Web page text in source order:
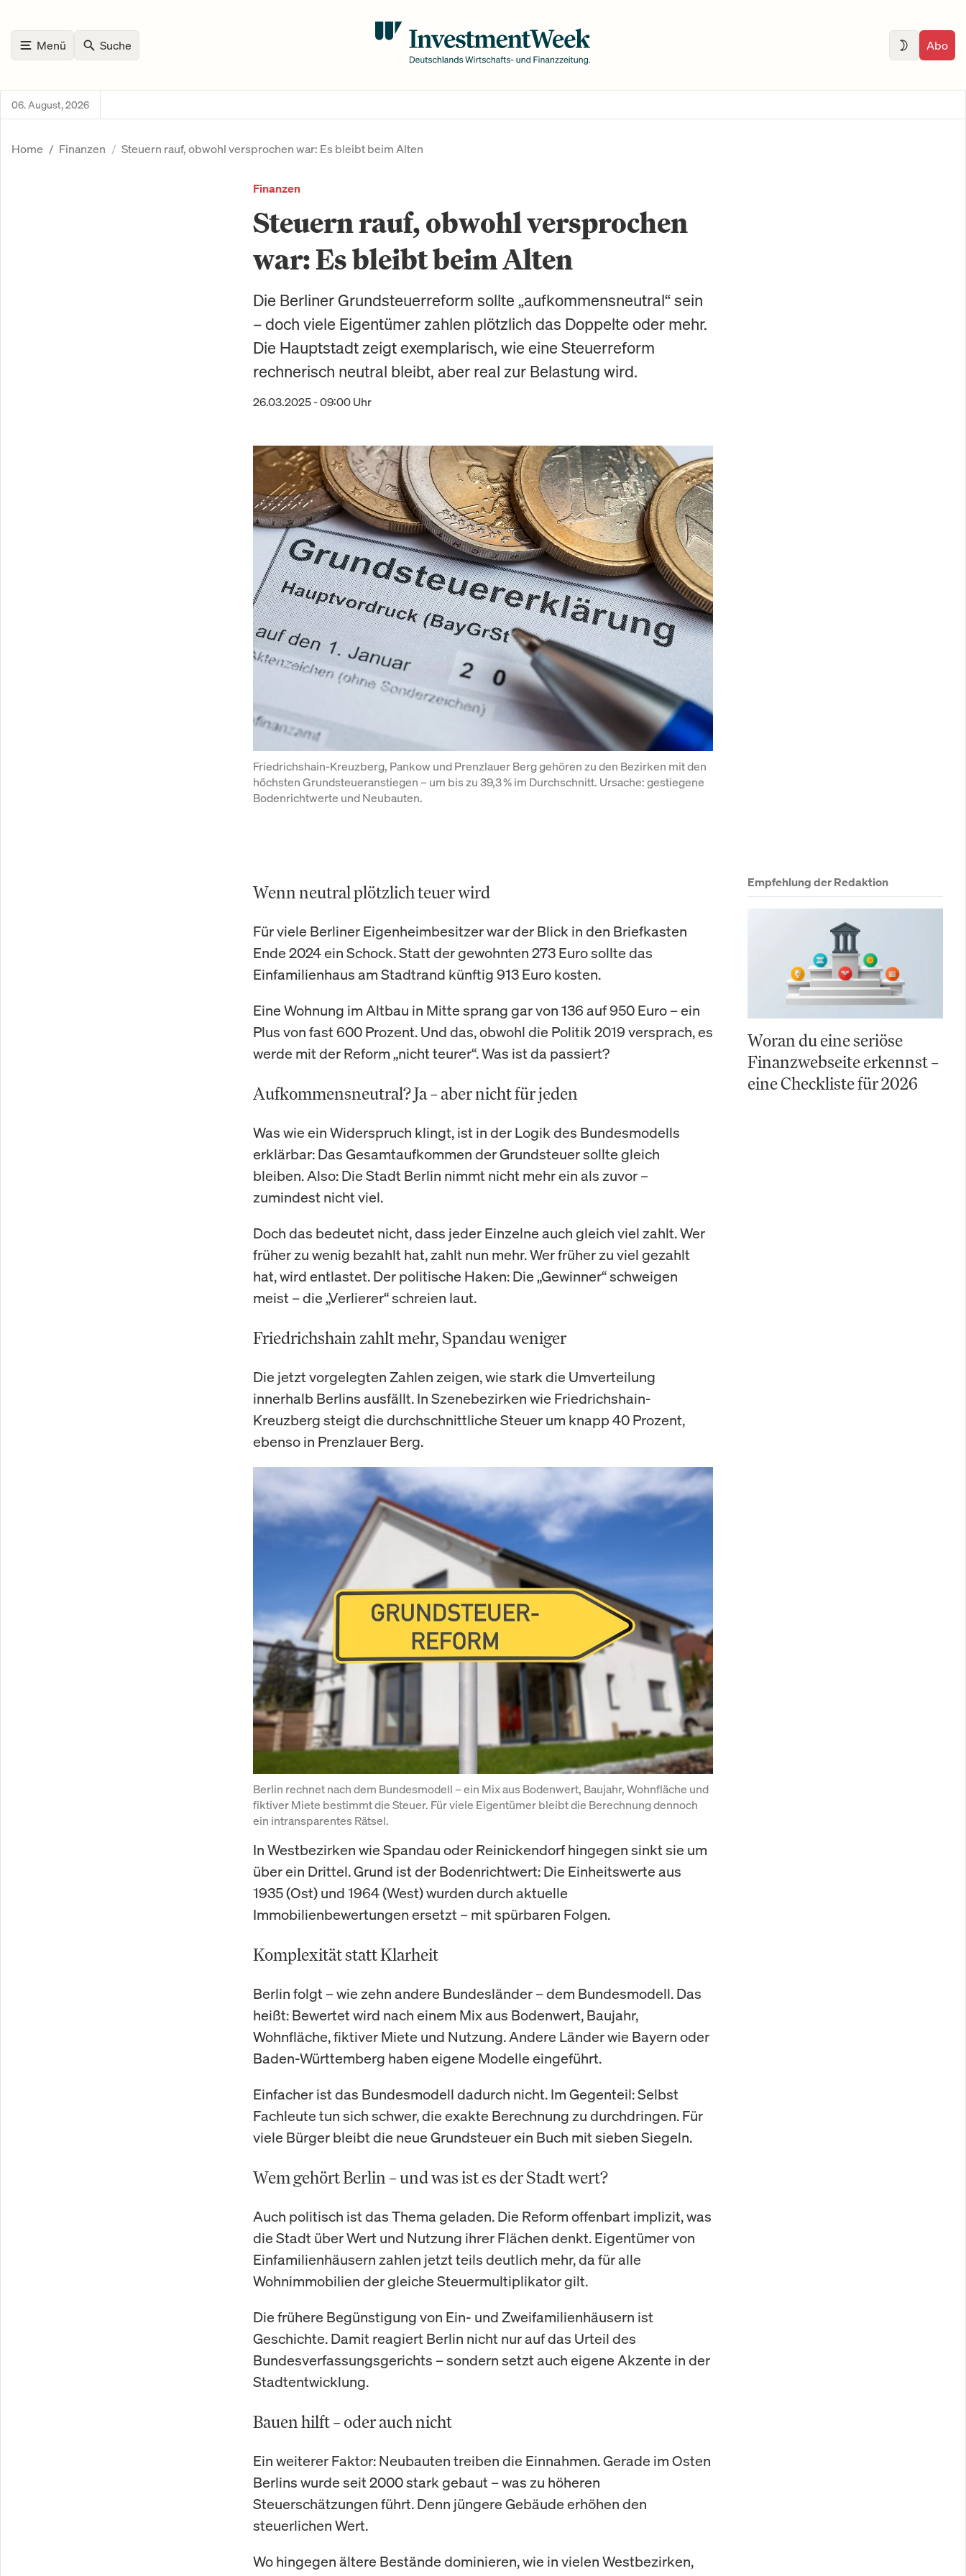
Menü Suche Abo
06. August, 2026
Home Finanzen Steuern rauf, obwohl versprochen war: Es bleibt beim Alten
Finanzen
Steuern rauf, obwohl versprochen
war: Es bleibt beim Alten
Die Berliner Grundsteuerreform sollte „aufkommensneutral“ sein
– doch viele Eigentümer zahlen plötzlich das Doppelte oder mehr.
Die Hauptstadt zeigt exemplarisch, wie eine Steuerreform
rechnerisch neutral bleibt, aber real zur Belastung wird.
26.03.2025 - 09:00 Uhr
Friedrichshain-Kreuzberg, Pankow und Prenzlauer Berg gehören zu den Bezirken mit den
höchsten Grundsteueranstiegen – um bis zu 39,3 % im Durchschnitt. Ursache: gestiegene
Bodenrichtwerte und Neubauten.
Wenn neutral plötzlich teuer wird
Für viele Berliner Eigenheimbesitzer war der Blick in den Briefkasten
Ende 2024 ein Schock. Statt der gewohnten 273 Euro sollte das
Einfamilienhaus am Stadtrand künftig 913 Euro kosten.
Eine Wohnung im Altbau in Mitte sprang gar von 136 auf 950 Euro – ein
Plus von fast 600 Prozent. Und das, obwohl die Politik 2019 versprach, es
werde mit der Reform „nicht teurer“. Was ist da passiert?
Aufkommensneutral? Ja – aber nicht für jeden
Was wie ein Widerspruch klingt, ist in der Logik des Bundesmodells
erklärbar: Das Gesamtaufkommen der Grundsteuer sollte gleich
bleiben. Also: Die Stadt Berlin nimmt nicht mehr ein als zuvor –
zumindest nicht viel.
Doch das bedeutet nicht, dass jeder Einzelne auch gleich viel zahlt. Wer
früher zu wenig bezahlt hat, zahlt nun mehr. Wer früher zu viel gezahlt
hat, wird entlastet. Der politische Haken: Die „Gewinner“ schweigen
meist – die „Verlierer“ schreien laut.
Friedrichshain zahlt mehr, Spandau weniger
Die jetzt vorgelegten Zahlen zeigen, wie stark die Umverteilung
innerhalb Berlins ausfällt. In Szenebezirken wie Friedrichshain-
Kreuzberg steigt die durchschnittliche Steuer um knapp 40 Prozent,
ebenso in Prenzlauer Berg.
Berlin rechnet nach dem Bundesmodell – ein Mix aus Bodenwert, Baujahr, Wohnfläche und
fiktiver Miete bestimmt die Steuer. Für viele Eigentümer bleibt die Berechnung dennoch
ein intransparentes Rätsel.
In Westbezirken wie Spandau oder Reinickendorf hingegen sinkt sie um
über ein Drittel. Grund ist der Bodenrichtwert: Die Einheitswerte aus
1935 (Ost) und 1964 (West) wurden durch aktuelle
Immobilienbewertungen ersetzt – mit spürbaren Folgen.
Komplexität statt Klarheit
Berlin folgt – wie zehn andere Bundesländer – dem Bundesmodell. Das
heißt: Bewertet wird nach einem Mix aus Bodenwert, Baujahr,
Wohnfläche, fiktiver Miete und Nutzung. Andere Länder wie Bayern oder
Baden-Württemberg haben eigene Modelle eingeführt.
Einfacher ist das Bundesmodell dadurch nicht. Im Gegenteil: Selbst
Fachleute tun sich schwer, die exakte Berechnung zu durchdringen. Für
viele Bürger bleibt die neue Grundsteuer ein Buch mit sieben Siegeln.
Wem gehört Berlin – und was ist es der Stadt wert?
Auch politisch ist das Thema geladen. Die Reform offenbart implizit, was
die Stadt über Wert und Nutzung ihrer Flächen denkt. Eigentümer von
Einfamilienhäusern zahlen jetzt teils deutlich mehr, da für alle
Wohnimmobilien der gleiche Steuermultiplikator gilt.
Die frühere Begünstigung von Ein- und Zweifamilienhäusern ist
Geschichte. Damit reagiert Berlin nicht nur auf das Urteil des
Bundesverfassungsgerichts – sondern setzt auch eigene Akzente in der
Stadtentwicklung.
Bauen hilft – oder auch nicht
Ein weiterer Faktor: Neubauten treiben die Einnahmen. Gerade im Osten
Berlins wurde seit 2000 stark gebaut – was zu höheren
Steuerschätzungen führt. Denn jüngere Gebäude erhöhen den
steuerlichen Wert.
Wo hingegen ältere Bestände dominieren, wie in vielen Westbezirken,
Empfehlung der Redaktion
Woran du eine seriöse
Finanzwebseite erkennst –
eine Checkliste für 2026